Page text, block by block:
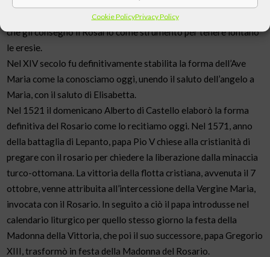
Cookie PolicyPrivacy Policy
Rosario; nel 1214 egli ricevette un’apparizione della Madonna
che gli consegnò il Rosario come strumento per tenere lontano
le eresie.
Nel XIV secolo fu definitivamente stabilita la forma dell’Ave
Maria come la conosciamo oggi, unendo il saluto dell’angelo a
Maria, con il saluto di Elisabetta.
Nel 1521 il domenicano Alberto di Castello elaborò la forma
definitiva del Rosario come lo recitiamo oggi. Nel 1571, anno
della battaglia di Lepanto, papa Pio V chiese alla cristianità di
pregare con il rosario per chiedere la liberazione dalla minaccia
turco-ottomana. La vittoria della flotta cristiana, avvenuta il 7
ottobre, venne attribuita all’intercessione della Vergine Maria,
invocata con il Rosario. In seguito a ciò il papa introdusse nel
calendario liturgico per quello stesso giorno la festa della
Madonna della Vittoria, che poi il suo successore, papa Gregorio
XIII, trasformò in festa della Madonna del Rosario.